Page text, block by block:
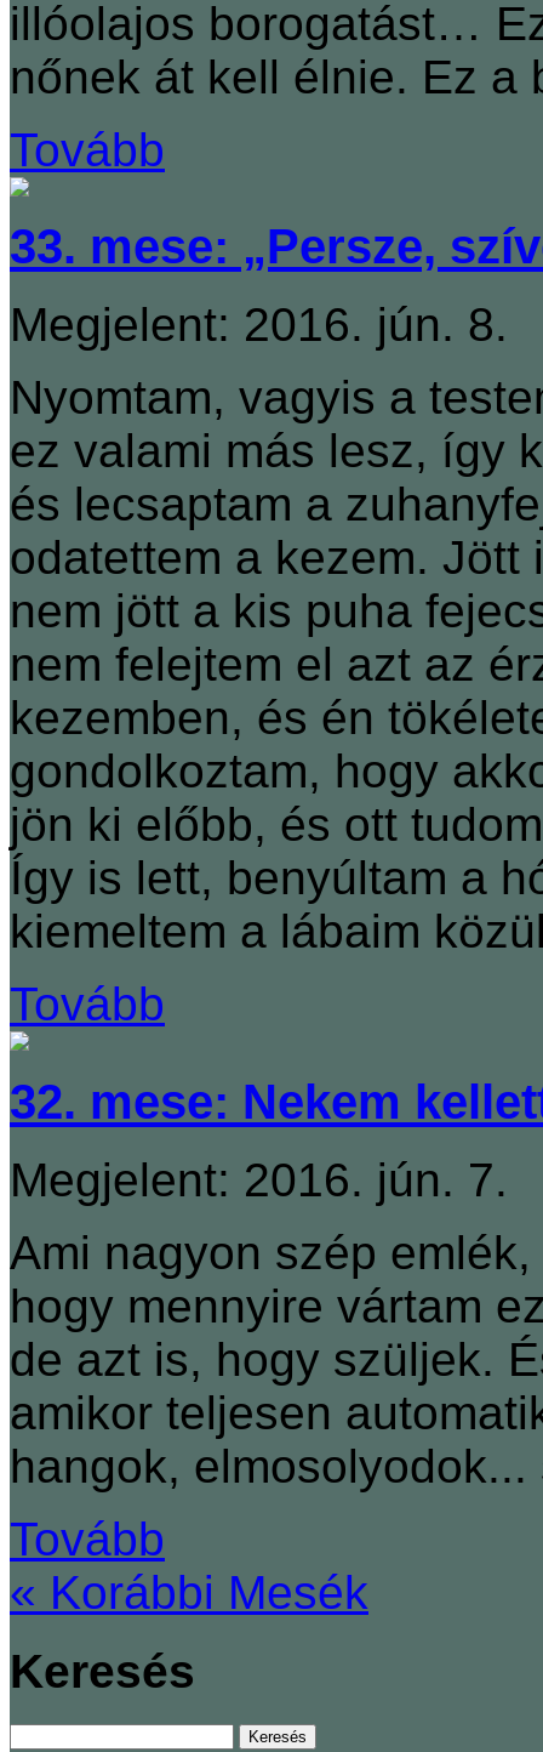
illóolajos borogatást…
nőnek át kell élnie. Ez a
Tovább
33. mese: „Persze,
Megjelent: 2016. jún. 8.
Nyomtam, vagyis a
ez valami más lesz, így
és lecsaptam a
odatettem a kezem.
nem jött a kis puha
nem felejtem el azt az
kezemben, és én
gondolkoztam, hogy
jön ki előbb, és ott
Így is lett, benyúltam a
kiemeltem a lábaim
Tovább
32. mese: Nekem
Megjelent: 2016. jún. 7.
Ami nagyon szép
hogy mennyire vártam
de azt is, hogy szüljek.
amikor teljesen
hangok, elmosolyodok...
Tovább
« Korábbi Mesék
Keresés